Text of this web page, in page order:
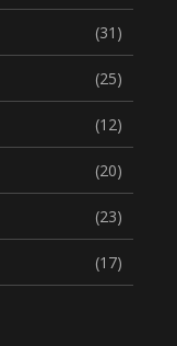
(31)
(25)
(12)
(20)
(23)
(17)